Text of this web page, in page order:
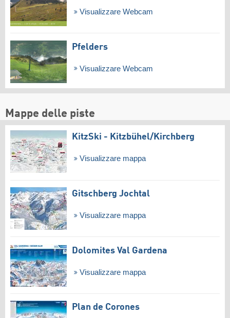
Visualizzare Webcam
Pfelders
Visualizzare Webcam
Mappe delle piste
KitzSki - Kitzbühel/​Kirchberg
Visualizzare mappa
Gitschberg Jochtal
Visualizzare mappa
Dolomites Val Gardena
Visualizzare mappa
Plan de Corones